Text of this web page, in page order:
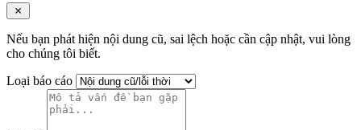
Nếu bạn phát hiện nội dung cũ, sai lệch hoặc cần cập nhật, vui lòng
cho chúng tôi biết.
Loại báo cáo